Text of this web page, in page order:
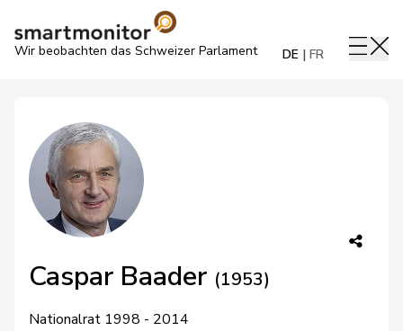
Wir beobachten das Schweizer Parlament DE FR
Caspar Baader (1953)
Nationalrat 1998 - 2014